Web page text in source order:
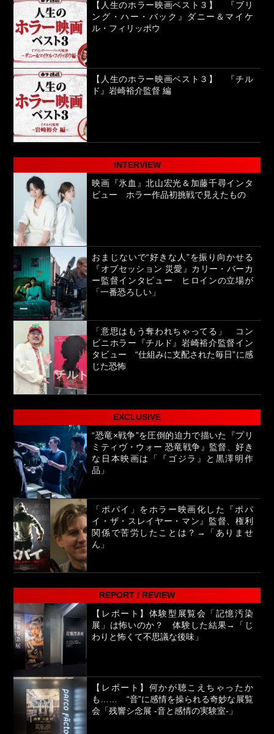
【人生のホラー映画ベスト３】 『ブリ
ング・ハー・バック』ダニー＆マイケ
ル・フィリッポウ
【人生のホラー映画ベスト３】 『チル
ド』岩崎裕介監督 編
INTERVIEW
映画『氷血』北山宏光＆加藤千尋インタ
ビュー ホラー作品初挑戦で見えたもの
おまじないで“好きな人”を振り向かせる
『オブセッション 災愛』カリー・バーカ
ー監督インタビュー ヒロインの立場が
「一番恐ろしい」
「意思はもう奪われちゃってる」 コン
ビニホラー『チルド』岩崎裕介監督イン
タビュー “仕組みに支配された毎日”に感
じた恐怖
EXCLUSIVE
“恐竜×戦争”を圧倒的迫力で描いた『プリ
ミティヴ・ウォー 恐竜戦争』監督、好き
な日本映画は「『ゴジラ』と黒澤明作
品」
「ポパイ」をホラー映画化した『ポパ
イ・ザ・スレイヤー・マン』監督、権利
関係で苦労したことは？→「ありませ
ん」
REPORT / REVIEW
【レポート】体験型展覧会「記憶汚染
展」は怖いのか？ 体験した結果→「じ
わりと怖くて不思議な後味」
【レポート】何かが聴こえちゃったか
も…… “音”に感情を操られる奇妙な展覧
会「残響シ念展 -⾳と感情の実験室-」